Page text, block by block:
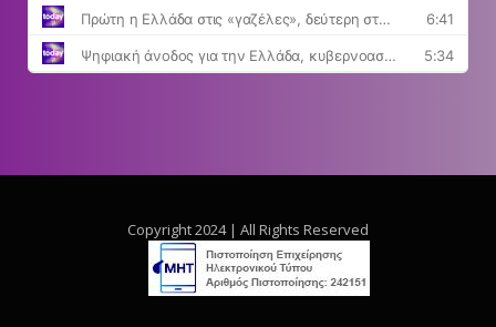
Copyright 2024 | All Rights Reserved